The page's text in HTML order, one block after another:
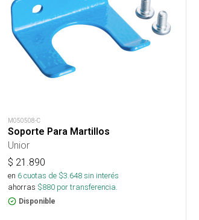
M050508-C
Soporte Para Martillos
Unior
$ 21.890
en 6cuotas de $3.648sin interés
ahorras $880 por transferencia.
Disponible